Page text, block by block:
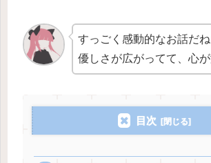
すっごく感動的なお話
優しさが広がってて、心が
目次